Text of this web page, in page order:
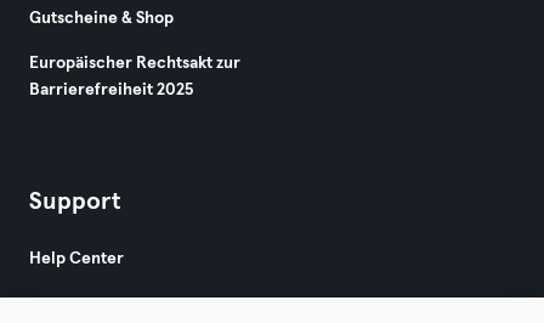
Gutscheine & Shop
Europäischer Rechtsakt zur
Barrierefreiheit 2025
Support
Help Center